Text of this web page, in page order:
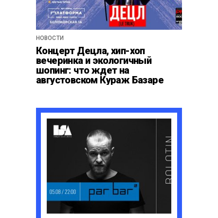
НОВОСТИ
Концерт Децла, хип-хоп
вечеринка и экологичный
шопинг: что ждет на
августовском Кураж Базаре